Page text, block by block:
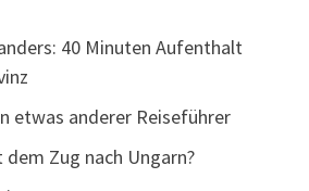
40 Minuten Aufenthalt
etwas anderer Reiseführer
Zug nach Ungarn?